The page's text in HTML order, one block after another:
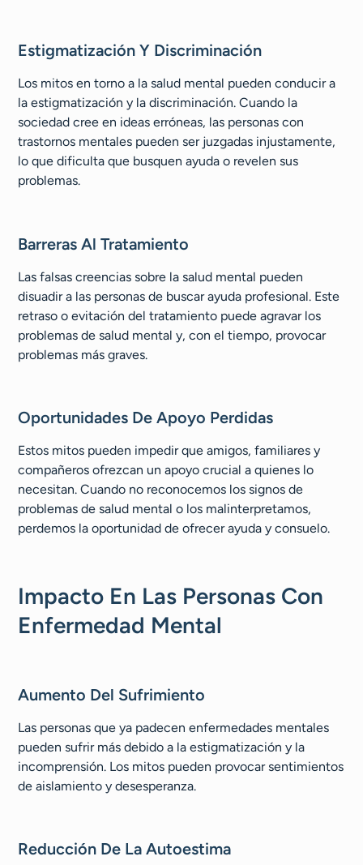
Estigmatización Y Discriminación
Los mitos en torno a la salud mental pueden conducir a
la estigmatización y la discriminación. Cuando la
sociedad cree en ideas erróneas, las personas con
trastornos mentales pueden ser juzgadas injustamente,
lo que dificulta que busquen ayuda o revelen sus
problemas.
Barreras Al Tratamiento
Las falsas creencias sobre la salud mental pueden
disuadir a las personas de buscar ayuda profesional. Este
retraso o evitación del tratamiento puede agravar los
problemas de salud mental y, con el tiempo, provocar
problemas más graves.
Oportunidades De Apoyo Perdidas
Estos mitos pueden impedir que amigos, familiares y
compañeros ofrezcan un apoyo crucial a quienes lo
necesitan. Cuando no reconocemos los signos de
problemas de salud mental o los malinterpretamos,
perdemos la oportunidad de ofrecer ayuda y consuelo.
Impacto En Las Personas Con
Enfermedad Mental
Aumento Del Sufrimiento
Las personas que ya padecen enfermedades mentales
pueden sufrir más debido a la estigmatización y la
incomprensión. Los mitos pueden provocar sentimientos
de aislamiento y desesperanza.
Reducción De La Autoestima